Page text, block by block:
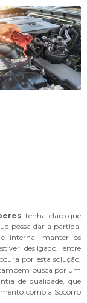
, tenha claro que
possa dar a partida,
interna, manter os
desligado, entre
por esta solução,
busca por um
de qualidade, que
como a Socorro